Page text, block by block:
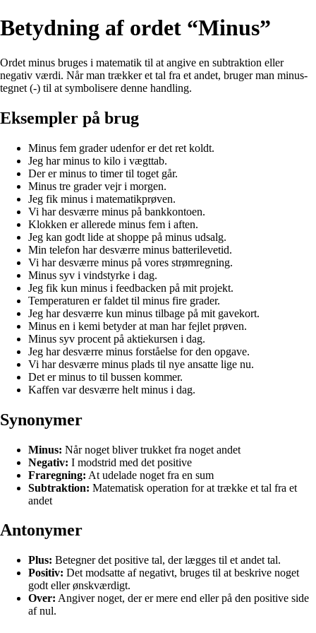
Betydning af ordet “Minus”
Ordet minus bruges i matematik til at angive en subtraktion eller
negativ værdi. Når man trækker et tal fra et andet, bruger man minus-
tegnet (-) til at symbolisere denne handling.
Eksempler på brug
Minus fem grader udenfor er det ret koldt.
Jeg har minus to kilo i vægttab.
Der er minus to timer til toget går.
Minus tre grader vejr i morgen.
Jeg fik minus i matematikprøven.
Vi har desværre minus på bankkontoen.
Klokken er allerede minus fem i aften.
Jeg kan godt lide at shoppe på minus udsalg.
Min telefon har desværre minus batterilevetid.
Vi har desværre minus på vores strømregning.
Minus syv i vindstyrke i dag.
Jeg fik kun minus i feedbacken på mit projekt.
Temperaturen er faldet til minus fire grader.
Jeg har desværre kun minus tilbage på mit gavekort.
Minus en i kemi betyder at man har fejlet prøven.
Minus syv procent på aktiekursen i dag.
Jeg har desværre minus forståelse for den opgave.
Vi har desværre minus plads til nye ansatte lige nu.
Det er minus to til bussen kommer.
Kaffen var desværre helt minus i dag.
Synonymer
Minus: Når noget bliver trukket fra noget andet
Negativ: I modstrid med det positive
Fraregning: At udelade noget fra en sum
Subtraktion: Matematisk operation for at trække et tal fra et
andet
Antonymer
Plus: Betegner det positive tal, der lægges til et andet tal.
Positiv: Det modsatte af negativt, bruges til at beskrive noget
godt eller ønskværdigt.
Over: Angiver noget, der er mere end eller på den positive side
af nul.